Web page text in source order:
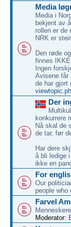
Media
Media i
bekjent av
rollen er de
NRK er
Den røde
finnes
Ingen
Avisene får
de har gjort
Der
konkurrere
Nå skal de
de tar, før
Har dere
å bli ledige
ikke en
For
Our
people
Farvel
Moderator: